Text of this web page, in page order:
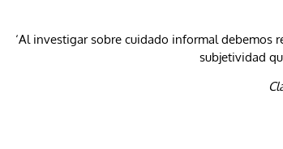
‘Al investigar sobre cuidado informal debemos
subjetividad